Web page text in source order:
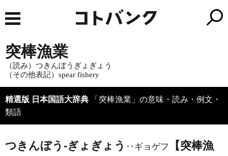
突棒漁業
（読み）つきんぼうぎょぎょう
（その他表記）spear fishery
精選版 日本国語大辞典 「突棒漁業」の意味・読み・例文・
類語
つきんぼう‐ぎょぎょう ‥ギョゲフ
【突棒漁